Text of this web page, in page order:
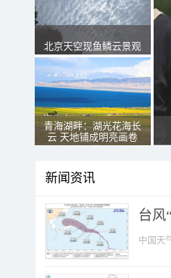
北京天空现鱼鳞云景观
青海湖畔：湖光花海长
云 天地铺成明亮画卷
新闻资讯
台风
中国天